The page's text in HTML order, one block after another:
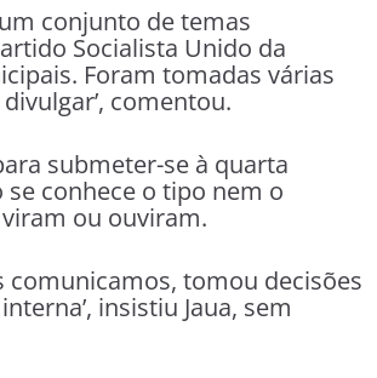
conjunto de temas
Socialista Unido da
Foram tomadas várias
comentou.
submeter-se à quarta
conhece o tipo nem o
ou ouviram.
comunicamos, tomou decisões
insistiu Jaua, sem